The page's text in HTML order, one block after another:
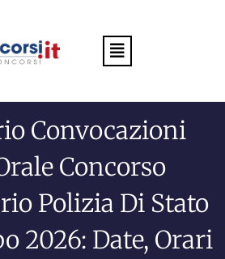
Menu
Convocazioni
Concorso
Polizia Di Stato
2026: Date, Orari